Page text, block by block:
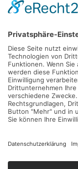
ABONNIEREN